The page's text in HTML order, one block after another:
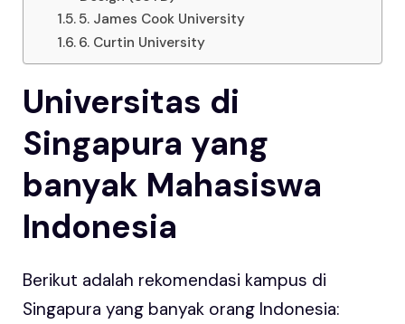
5. James Cook University
6. Curtin University
Universitas di
Singapura yang
banyak Mahasiswa
Indonesia
Berikut adalah rekomendasi kampus di
Singapura yang banyak orang Indonesia: